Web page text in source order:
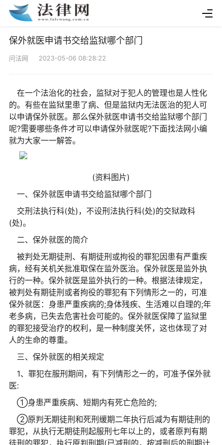
保外就医申请书交给监狱哪个部门
问法网 2023-05-06 08:28:22
在一个法治化的社会，监狱对于犯人的管理也是人性化
的。有些在监狱里患了病、但是监狱内无法医治的犯人可
以申请保外就医。那么保外就医申请书交给监狱哪个部门
呢?需要哪些条件才可以申请保外就医呢?下面找法网小编
就为大家一一解答。
(资料图片)
一、保外就医申请书交给监狱哪个部门
交刑法执行科(处)，不设刑法执行科(处)的交狱政科
(处)。
二、保外就医的简介
被判处无期徒刑、有期徒刑或拘役的罪犯因患有严重疾
病，经有关机关批准取保在监外医治。保外就医是监外执
行的一种。保外就医是监外执行的一种。根据法律规定，
被判处有期徒刑或者拘役的罪犯有下列情形之一的，可准
保外就医：身患严重疾病的;身体残疾、生活难以自理的;年
老多病，已失去危害社会可能的。保外就医保障了监狱里
的罪犯接受治疗的权利，是一种制度关怀，这也体现了对
人的生命的尊重。
三、保外就医的相关规定
1、罪犯在服刑期间，有下列情形之一的，可准予保外就
医:
①身患严重疾病、短期内有死亡危险的;
②原判无期徒刑和死刑缓期二年执行后减为有期徒刑的
罪犯，从执行无期徒刑起服刑七年以上的，或者原判有期
徒刑的罪犯，执行原判刑期(已减刑的，按减刑后的刑期计